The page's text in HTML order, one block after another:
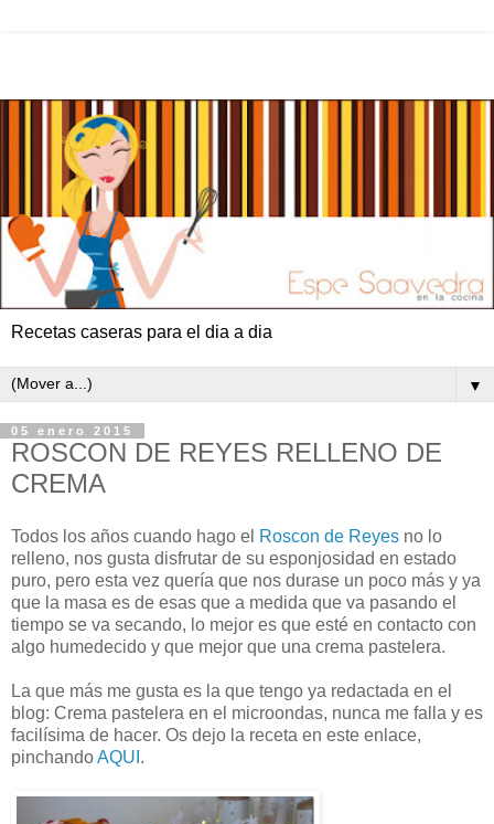
Recetas caseras para el dia a dia
▼
05 enero 2015
ROSCON DE REYES RELLENO DE
CREMA
Todos los años cuando hago el Roscon de Reyes no lo
relleno, nos gusta disfrutar de su esponjosidad en estado
puro, pero esta vez quería que nos durase un poco más y ya
que la masa es de esas que a medida que va pasando el
tiempo se va secando, lo mejor es que esté en contacto con
algo humedecido y que mejor que una crema pastelera.
La que más me gusta es la que tengo ya redactada en el
blog: Crema pastelera en el microondas, nunca me falla y es
facilísima de hacer. Os dejo la receta en este enlace,
pinchandoAQUI .